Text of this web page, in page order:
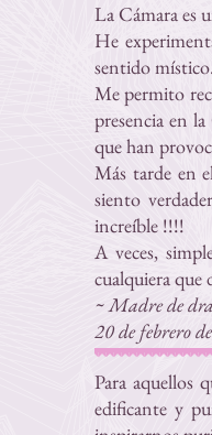
La Cámara es
He
sentido
Me permito
presencia en
que han
Más tarde en
siento
increíble !!!!
A veces,
cualquiera que
~ Madre de
20 de febrero
Para aquellos
edificante y